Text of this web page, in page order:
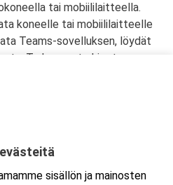
tai mobiililaitteella.
koneelle tai mobiililaitteelle
Teams-sovelluksen, löydät
Tarkemmat ohjeet
sisällön ja mainosten